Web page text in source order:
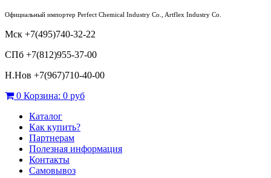
Официальный импортер Perfect Chemical Industry Co., Artflex Industry Co.
Мск +7(495)740-32-22
СПб +7(812)955-37-00
Н.Нов +7(967)710-40-00
0 Корзина: 0 руб
Каталог
Как купить?
Партнерам
Полезная информация
Контакты
Самовывоз